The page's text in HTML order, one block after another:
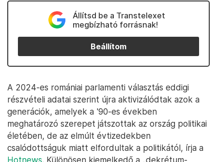
Állítsd be a Transtelexet
megbízható forrásnak!
Beállítom
A 2024-es romániai parlamenti választás eddigi
részvételi adatai szerint újra aktivizálódtak azok a
generációk, amelyek a '90-es években
meghatározó szerepet játszottak az ország politikai
életében, de az elmúlt évtizedekben
csalódottságuk miatt elfordultak a politikától, írja a
Hotnews. Különösen kiemelkedő a „dekrétum-